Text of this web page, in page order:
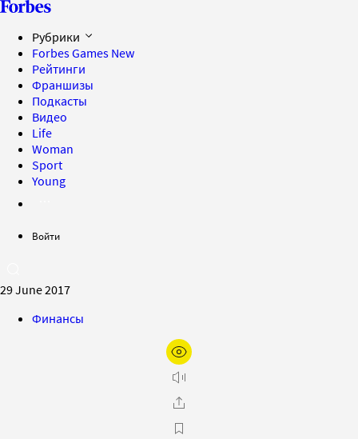
Рубрики
Forbes Games New
Рейтинги
Франшизы
Подкасты
Видео
Life
Woman
Sport
Young
Войти
29 June 2017
Финансы